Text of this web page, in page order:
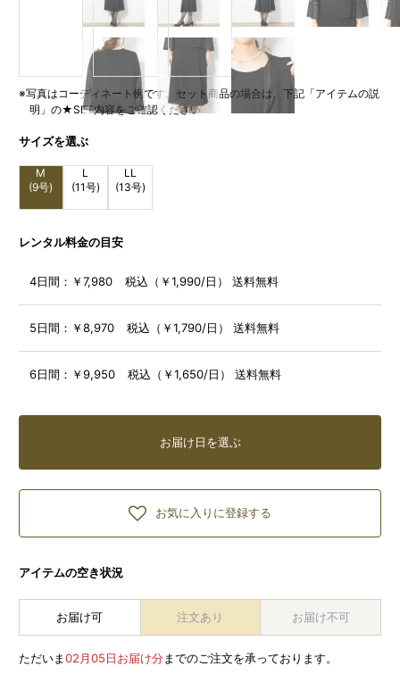
※写真はコーディネート例です。セット商品の場合は、下記「アイテムの説
明」の★SET内容をご確認ください
サイズを選ぶ
M
(9号)
L
(11号)
LL
(13号)
レンタル料金の目安
4日間： ￥7,980 税込（￥1,990/日） 送料無料
5日間： ￥8,970 税込（￥1,790/日） 送料無料
6日間： ￥9,950 税込（￥1,650/日） 送料無料
お届け日を選ぶ
お気に入りに登録する
アイテムの空き状況
お届け可 注文あり お届け不可
ただいま02月05日お届け分までのご注文を承っております。